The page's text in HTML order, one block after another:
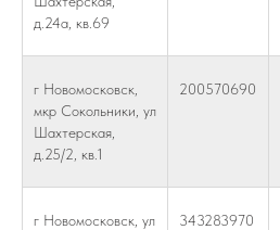
д.24а, кв.69
г Новомосковск,
мкр Сокольники, ул
Шахтерская,
д.25/2, кв.1
200570690
г Новомосковск, ул
343283970